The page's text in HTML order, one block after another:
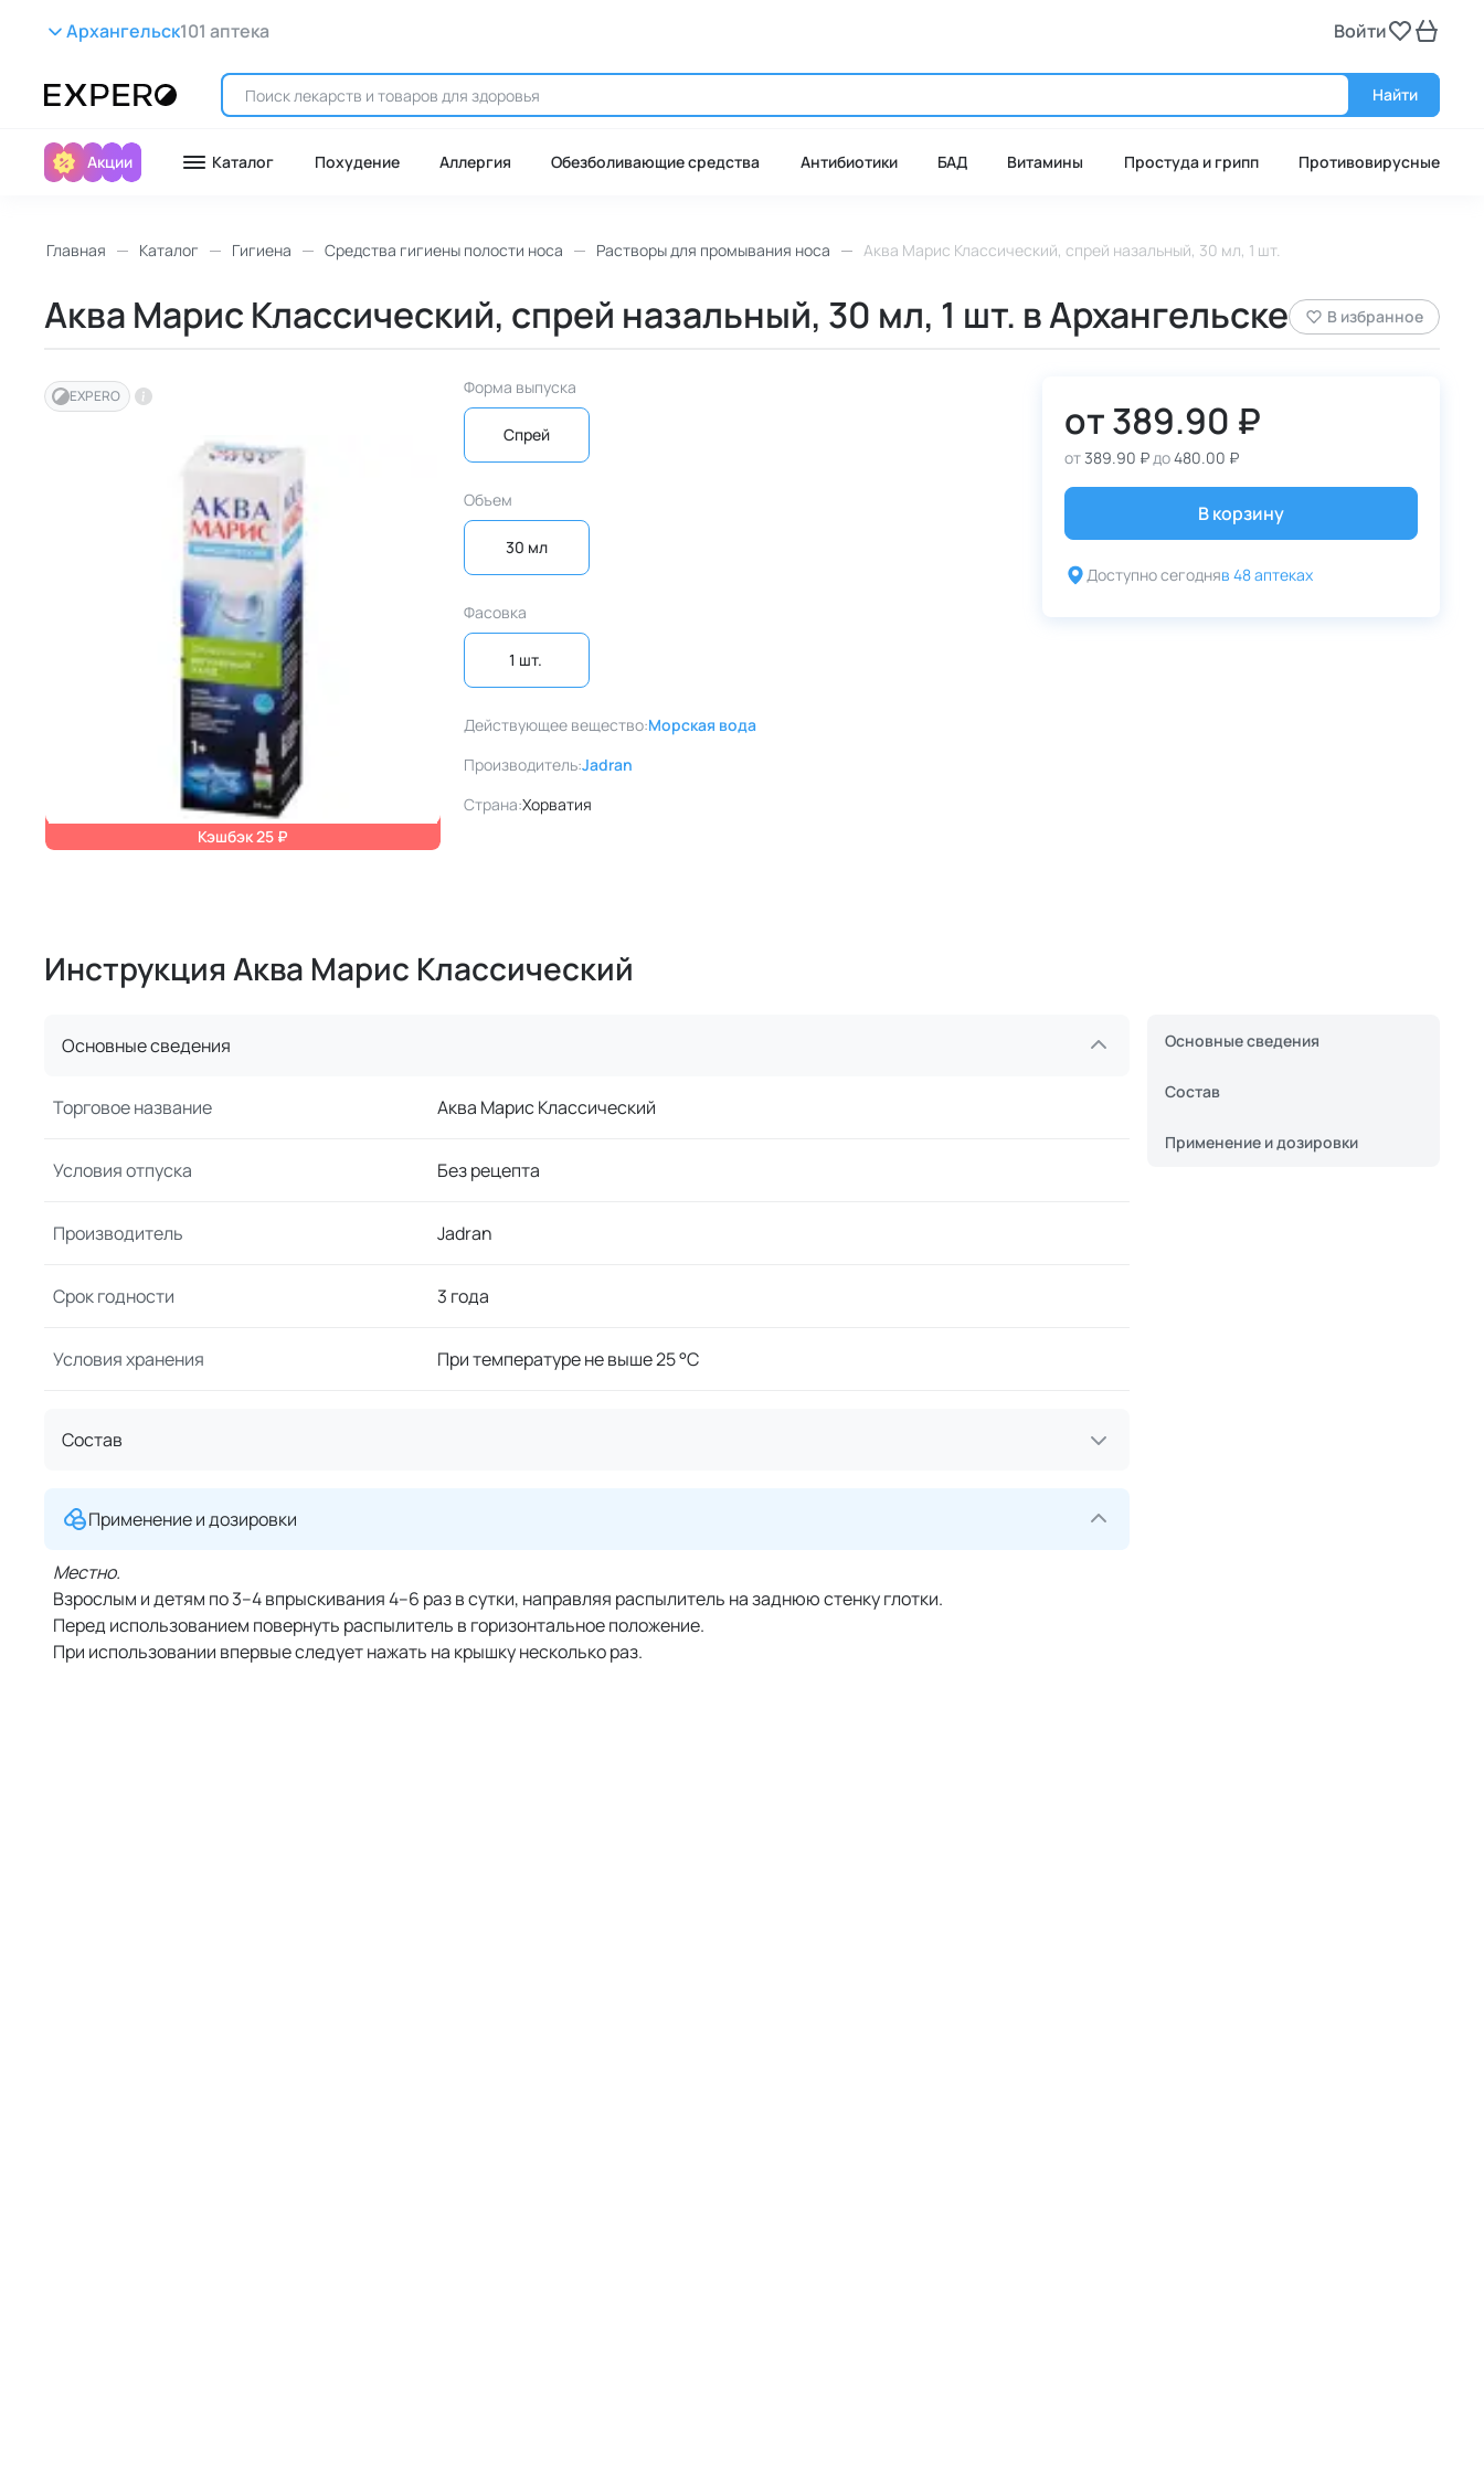
Архангельск101 аптека Войти
Найти
Акции Каталог Похудение Аллергия Обезболивающие средства Антибиотики БАД Витамины Простуда и грипп Противовирусные
Главная Каталог Гигиена Средства гигиены полости носа Растворы для промывания носа Аква Марис Классический, спрей назальный, 30 мл, 1 шт.
Аква Марис Классический, спрей назальный, 30 мл, 1 шт. в Архангельске В избранное
EXPERO
Кэшбэк 25 ₽
Форма выпуска
Спрей
Объем
30 мл
Фасовка
1 шт.
Действующее вещество:Морская вода
Производитель:Jadran
Страна:Хорватия
от389.90 ₽
от389.90 ₽до480.00 ₽
В корзину
Доступно сегодняв 48 аптеках
Инструкция Аква Марис Классический
Основные сведения
Торговое название Аква Марис Классический
Условия отпуска Без рецепта
Производитель Jadran
Срок годности 3 года
Условия хранения При температуре не выше 25 °C
Состав
Применение и дозировки
Местно.
Взрослым и детям по 3–4 впрыскивания 4–6 раз в сутки, направляя распылитель на заднюю стенку глотки.
Перед использованием повернуть распылитель в горизонтальное положение.
При использовании впервые следует нажать на крышку несколько раз.
Основные сведения
Состав
Применение и дозировки